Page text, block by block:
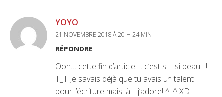
YOYO
21 NOVEMBRE 2018 À 20 H 24 MIN
RÉPONDRE
Ooh… cette fin d’article…. c’est si… si beau…!!
T_T Je savais déjà que tu avais un talent
pour l’écriture mais là… j’adore! ^_^ XD